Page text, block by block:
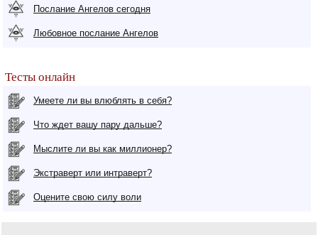
Послание Ангелов сегодня
Любовное послание Ангелов
Тесты онлайн
Умеете ли вы влюблять в себя?
Что ждет вашу пару дальше?
Мыслите ли вы как миллионер?
Экстраверт или интраверт?
Оцените свою силу воли